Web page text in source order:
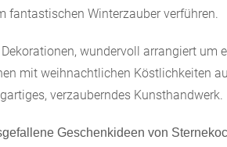
fantastischen Winterzauber verführen.
wundervoll arrangiert um
mit weihnachtlichen Köstlichkeiten
verzauberndes Kunsthandwerk.
Geschenkideen von